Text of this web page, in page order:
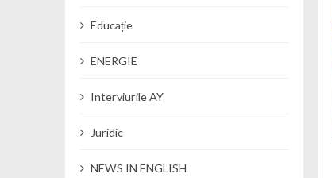
Educație
ENERGIE
Interviurile AY
Juridic
NEWS IN ENGLISH